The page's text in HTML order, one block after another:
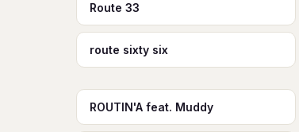
Route 33
route sixty six
ROUTIN'A feat. Muddy